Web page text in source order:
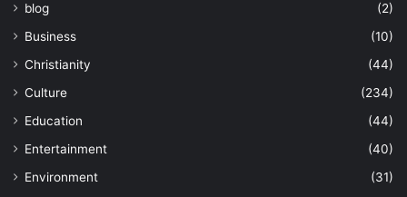
blog
(2)
Business
(10)
Christianity
(44)
Culture
(234)
Education
(44)
Entertainment
(40)
Environment
(31)